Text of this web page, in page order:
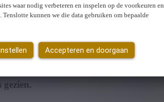
waar nodig verbeteren en inspelen op de voorkeuren en
kunnen we die data gebruiken om bepaalde
Accepteren en doorgaan
pagina of bent niet langer aangemeld.
Gelieve later opnieuw te proberen.Sluiten
gezien.